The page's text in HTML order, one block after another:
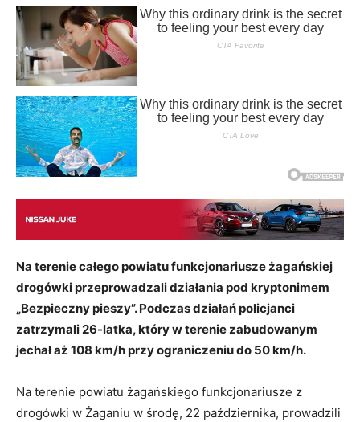
Na terenie całego powiatu funkcjonariusze żagańskiej
drogówki przeprowadzali działania pod kryptonimem
„Bezpieczny pieszy”. Podczas działań policjanci
zatrzymali 26-latka, który w terenie zabudowanym
jechał aż 108 km/h przy ograniczeniu do 50 km/h.
Na terenie powiatu żagańskiego funkcjonariusze z
drogówki w Żaganiu w środę, 22 października, prowadzili